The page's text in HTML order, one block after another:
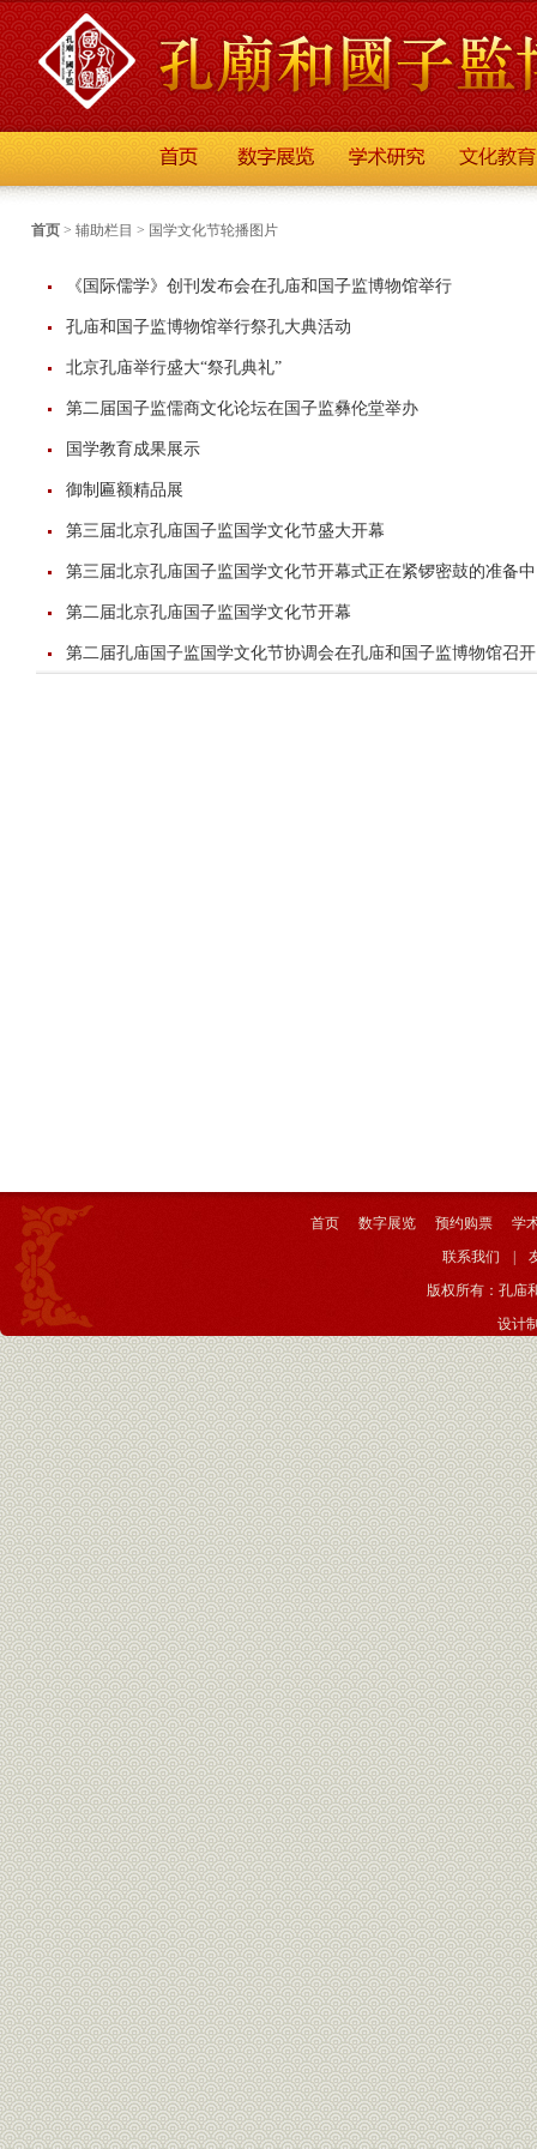
首页 > 辅助栏目 > 国学文化节轮播图片
《国际儒学》创刊发布会在孔庙和国子监博物馆举行
孔庙和国子监博物馆举行祭孔大典活动
北京孔庙举行盛大“祭孔典礼”
第二届国子监儒商文化论坛在国子监彝伦堂举办
国学教育成果展示
御制匾额精品展
第三届北京孔庙国子监国学文化节盛大开幕
第三届北京孔庙国子监国学文化节开幕式正在紧锣密鼓的准备中
第二届北京孔庙国子监国学文化节开幕
第二届孔庙国子监国学文化节协调会在孔庙和国子监博物馆召开
首页 数字展览 预约购票
学
联系我们
版权所有：孔庙
设计